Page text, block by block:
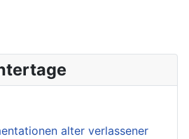
i7-3930K
alter verlassener